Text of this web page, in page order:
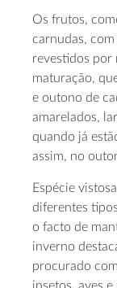
Os frutos,
carnudas, com
revestidos por
maturação,
e outono de
amarelados,
quando já
assim, no
Espécie
diferentes
o facto de
inverno
procurado